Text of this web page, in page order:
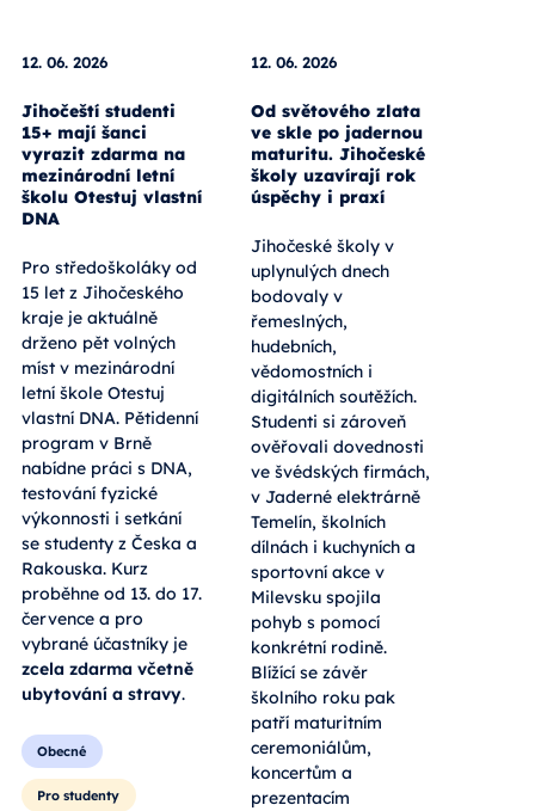
12. 06. 2026
Jihočeští studenti
15+ mají šanci
vyrazit zdarma na
mezinárodní letní
školu Otestuj vlastní
DNA
Pro středoškoláky od
15 let z Jihočeského
kraje je aktuálně
drženo pět volných
míst v mezinárodní
letní škole Otestuj
vlastní DNA. Pětidenní
program v Brně
nabídne práci s DNA,
testování fyzické
výkonnosti i setkání
se studenty z Česka a
Rakouska. Kurz
proběhne od 13. do 17.
července a pro
vybrané účastníky je
zcela zdarma včetně
ubytování a stravy.
Obecné
Pro studenty
12. 06. 2026
Od světového zlata
ve skle po jadernou
maturitu. Jihočeské
školy uzavírají rok
úspěchy i praxí
Jihočeské školy v
uplynulých dnech
bodovaly v
řemeslných,
hudebních,
vědomostních i
digitálních soutěžích.
Studenti si zároveň
ověřovali dovednosti
ve švédských firmách,
v Jaderné elektrárně
Temelín, školních
dílnách i kuchyních a
sportovní akce v
Milevsku spojila
pohyb s pomocí
konkrétní rodině.
Blížící se závěr
školního roku pak
patří maturitním
ceremoniálům,
koncertům a
prezentacím